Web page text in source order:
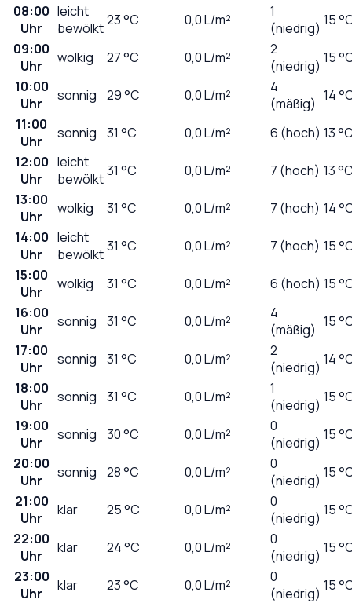
08:00
Uhr
leicht
bewölkt23°C 0,0L/m²
1
(niedrig) 15
09:00
Uhr
wolkig 27°C 0,0L/m²
2
(niedrig) 15
10:00
Uhr
sonnig 29°C 0,0L/m²
4
(mäßig) 14
11:00
Uhr
sonnig 31 °C 0,0L/m² 6 (hoch) 13
12:00
Uhr
leicht
bewölkt31 °C 0,0L/m² 7 (hoch) 13
13:00
Uhr
wolkig 31 °C 0,0L/m² 7 (hoch) 14
14:00
Uhr
leicht
bewölkt31 °C 0,0L/m² 7 (hoch) 15
15:00
Uhr
wolkig 31 °C 0,0L/m² 6 (hoch) 15
16:00
Uhr
sonnig 31 °C 0,0L/m²
4
(mäßig) 15
17:00
Uhr
sonnig 31 °C 0,0L/m²
2
(niedrig) 14
18:00
Uhr
sonnig 31 °C 0,0L/m²
1
(niedrig) 15
19:00
Uhr
sonnig 30°C 0,0L/m²
0
(niedrig) 15
20:00
Uhr
sonnig 28°C 0,0L/m²
0
(niedrig) 15
21:00
Uhr
klar 25°C 0,0L/m²
0
(niedrig) 15
22:00
Uhr
klar 24°C 0,0L/m²
0
(niedrig) 15
23:00
Uhr
klar 23°C 0,0L/m²
0
(niedrig) 15